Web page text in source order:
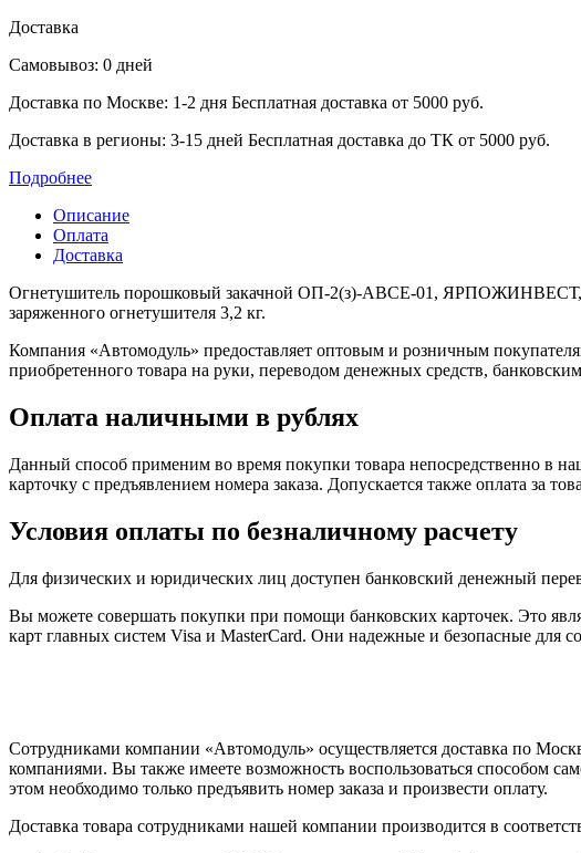
Доставка
Самовывоз: 0 дней
Доставка по Москве: 1-2 дня Бесплатная доставка от 5000 руб.
Доставка в регионы: 3-15 дней Бесплатная доставка до ТК от 5000 руб.
Подробнее
Описание
Оплата
Доставка
Огнетушитель порошковый закачной ОП-2(з)-ABCE-01, ЯРПОЖИНВЕСТ,
заряженного огнетушителя 3,2 кг.
Компания «Автомодуль» предоставляет оптовым и розничным
приобретенного товара на руки, переводом денежных средств,
Оплата наличными в рублях
Данный способ применим во время покупки товара непосредственно в
карточку с предъявлением номера заказа. Допускается также оплата за
Условия оплаты по безналичному расчету
Для физических и юридических лиц доступен банковский денежный
Вы можете совершать покупки при помощи банковских карточек. Это
карт главных систем Visa и MasterCard. Они надежные и безопасные для
Сотрудниками компании «Автомодуль» осуществляется доставка по
компаниями. Вы также имеете возможность воспользоваться способом
этом необходимо только предъявить номер заказа и произвести оплату.
Доставка товара сотрудниками нашей компании производится в